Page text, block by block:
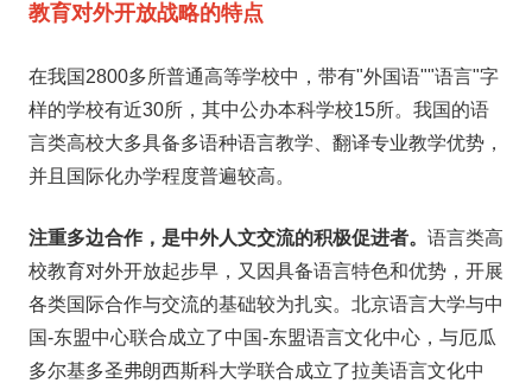
教育对外开放战略的特点
在我国2800多所普通高等学校中，带有"外国语""语言"字
样的学校有近30所，其中公办本科学校15所。我国的语
言类高校大多具备多语种语言教学、翻译专业教学优势，
并且国际化办学程度普遍较高。
注重多边合作，是中外人文交流的积极促进者。 语言类高
校教育对外开放起步早，又因具备语言特色和优势，开展
各类国际合作与交流的基础较为扎实。北京语言大学与中
国-东盟中心联合成立了中国-东盟语言文化中心，与厄瓜
多尔基多圣弗朗西斯科大学联合成立了拉美语言文化中